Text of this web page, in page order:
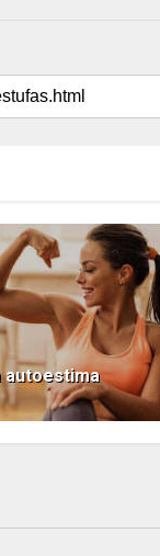
autoestima